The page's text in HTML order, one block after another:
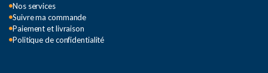
Nos services
Suivre ma commande
Paiement et livraison
Politique de confidentialité